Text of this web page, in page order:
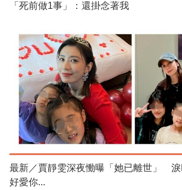
「死前做1事」：還掛念著我
最新／賈靜雯深夜慟曝「她已離世」 淚
好愛你...